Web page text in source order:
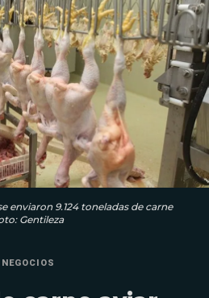
enviaron 9.124 toneladas de carne
Gentileza
NEGOCIOS